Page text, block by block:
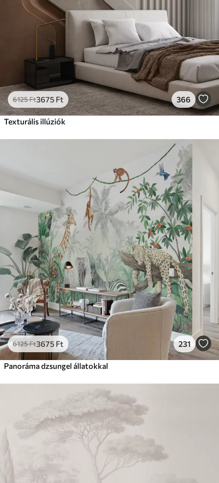
6125Ft3675 Ft 366
Texturális illúziók
6125Ft3675 Ft 231
Panoráma dzsungel állatokkal